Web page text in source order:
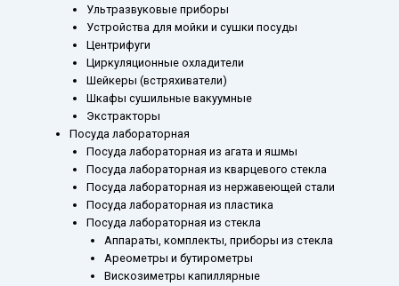
Ультразвуковые приборы
Устройства для мойки и сушки посуды
Центрифуги
Циркуляционные охладители
Шейкеры (встряхиватели)
Шкафы сушильные вакуумные
Экстракторы
Посуда лабораторная
Посуда лабораторная из агата и яшмы
Посуда лабораторная из кварцевого стекла
Посуда лабораторная из нержавеющей стали
Посуда лабораторная из пластика
Посуда лабораторная из стекла
Аппараты, комплекты, приборы из стекла
Ареометры и бутирометры
Вискозиметры капиллярные